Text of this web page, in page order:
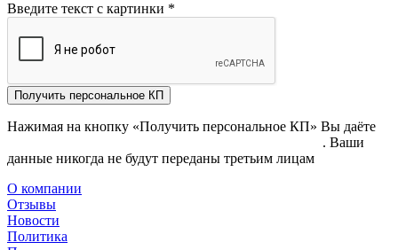
Введите текст с картинки *
Получить персональное КП
Нажимая на кнопку «Получить персональное КП» Вы даёте
. Ваши
данные никогда не будут переданы третьим лицам
О компании
Отзывы
Новости
Политика